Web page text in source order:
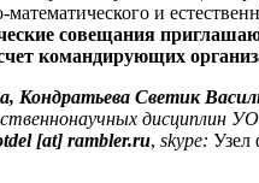
и
совещания
командирующих
Кондратьева Светик
дисциплин
[at] rambler.ru, skype: Узел